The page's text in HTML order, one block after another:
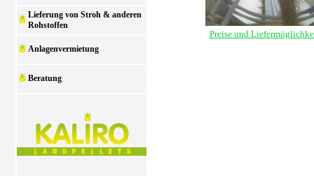
Lieferung von Stroh & anderen
Rohstoffen
Anlagenvermietung
Beratung
Preise und